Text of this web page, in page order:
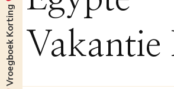
Vakantie
Vroegboek Korting